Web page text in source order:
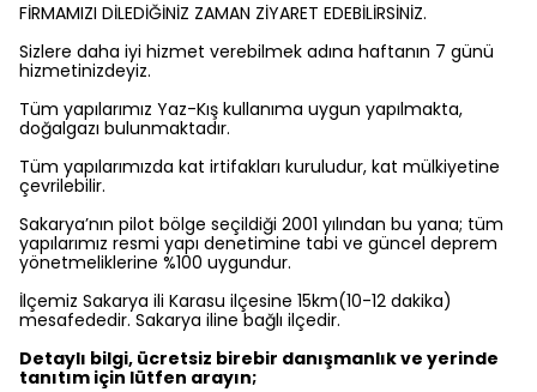
FİRMAMIZI DİLEDİĞİNİZ ZAMAN ZİYARET EDEBİLİRSİNİZ.
Sizlere daha iyi hizmet verebilmek adına haftanın 7 günü
hizmetinizdeyiz.
Tüm yapılarımız Yaz-Kış kullanıma uygun yapılmakta,
doğalgazı bulunmaktadır.
Tüm yapılarımızda kat irtifakları kuruludur, kat mülkiyetine
çevrilebilir.
Sakarya’nın pilot bölge seçildiği 2001 yılından bu yana; tüm
yapılarımız resmi yapı denetimine tabi ve güncel deprem
yönetmeliklerine %100 uygundur.
İlçemiz Sakarya ili Karasu ilçesine 15km(10-12 dakika)
mesafededir. Sakarya iline bağlı ilçedir.
Detaylı bilgi, ücretsiz birebir danışmanlık ve yerinde
tanıtım için lütfen arayın;